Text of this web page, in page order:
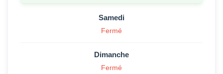
Samedi
Fermé
Dimanche
Fermé